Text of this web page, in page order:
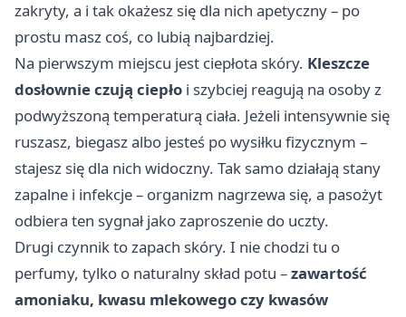
zakryty, a i tak okażesz się dla nich apetyczny – po
prostu masz coś, co lubią najbardziej.
Na pierwszym miejscu jest ciepłota skóry. Kleszcze
dosłownie czują ciepło i szybciej reagują na osoby z
podwyższoną temperaturą ciała. Jeżeli intensywnie się
ruszasz, biegasz albo jesteś po wysiłku fizycznym –
stajesz się dla nich widoczny. Tak samo działają stany
zapalne i infekcje – organizm nagrzewa się, a pasożyt
odbiera ten sygnał jako zaproszenie do uczty.
Drugi czynnik to zapach skóry. I nie chodzi tu o
perfumy, tylko o naturalny skład potu –zawartość
amoniaku, kwasu mlekowego czy kwasów